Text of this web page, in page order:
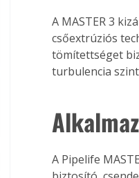
A MASTER 3
csőextrúziós
tömítettséget
turbulencia
A Pipelife